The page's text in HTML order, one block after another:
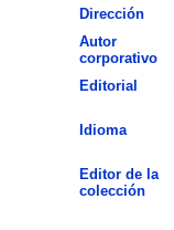
Dirección
Autor
corporativo
Editorial
Idioma
Editor de la
colección